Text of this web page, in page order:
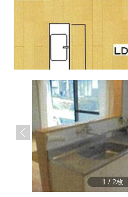
英
建
築
へ
1 / 2